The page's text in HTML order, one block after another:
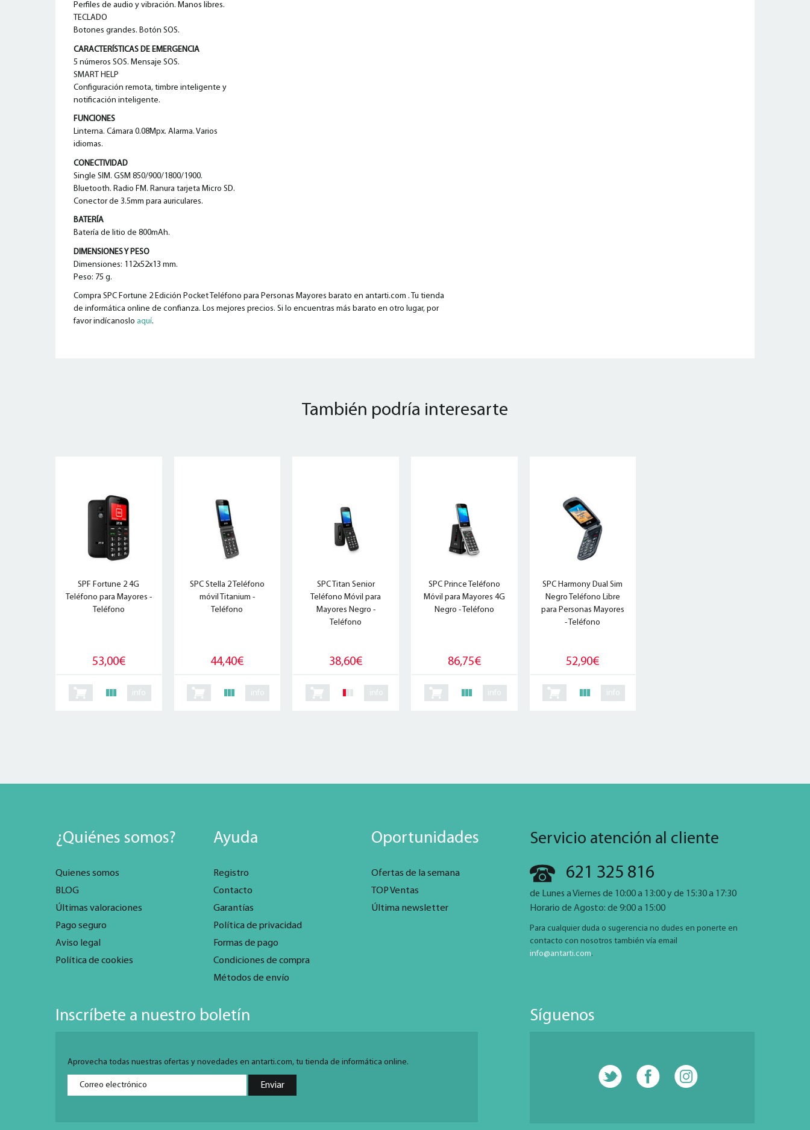
Perfiles de audio y vibración. Manos libres.
TECLADO
Botones grandes. Botón SOS.
CARACTERÍSTICAS DE EMERGENCIA
5 números SOS. Mensaje SOS.
SMART HELP
Configuración remota, timbre inteligente y
notificación inteligente.
FUNCIONES
Linterna. Cámara 0.08Mpx. Alarma. Varios
idiomas.
CONECTIVIDAD
Single SIM. GSM 850/900/1800/1900.
Bluetooth. Radio FM. Ranura tarjeta Micro SD.
Conector de 3.5mm para auriculares.
BATERÍA
Batería de litio de 800mAh.
DIMENSIONES Y PESO
Dimensiones: 112x52x13 mm.
Peso: 75 g.
Compra SPC Fortune 2 Edición Pocket Teléfono para Personas Mayores barato en antarti.com . Tu tienda
de informática online de confianza. Los mejores precios. Si lo encuentras más barato en otro lugar, por
favor indícanoslo aquí.
También podría interesarte
SPF Fortune 2 4G
Teléfono para Mayores -
Teléfono
53,00€
info
SPC Stella 2 Teléfono
móvil Titanium -
Teléfono
44,40€
info
SPC Titan Senior
Teléfono Móvil para
Mayores Negro -
Teléfono
38,60€
info
SPC Prince Teléfono
Móvil para Mayores 4G
Negro - Teléfono
86,75€
info
SPC Harmony Dual Sim
Negro Teléfono Libre
para Personas Mayores
- Teléfono
52,90€
info
¿Quiénes somos?
Quienes somos
BLOG
Últimas valoraciones
Pago seguro
Aviso legal
Política de cookies
Ayuda
Registro
Contacto
Garantías
Política de privacidad
Formas de pago
Condiciones de compra
Métodos de envío
Oportunidades
Ofertas de la semana
TOP Ventas
Última newsletter
Servicio atención al cliente
621 325 816
de Lunes a Viernes de 10:00 a 13:00 y de 15:30 a 17:30
Horario de Agosto: de 9:00 a 15:00
Para cualquier duda o sugerencia no dudes en ponerte en
contacto con nosotros también vía email
info@antarti.com.
Inscríbete a nuestro boletín
Aprovecha todas nuestras ofertas y novedades en antarti.com, tu tienda de informática online.
Síguenos